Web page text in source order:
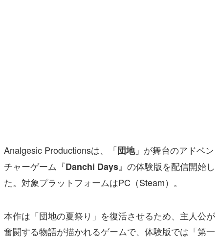
その他
電ファミニコゲーマーとは？
Analgesic Productionsは、「団地」が舞台のアドベン
チャーゲーム『Danchi Days』の体験版を配信開始し
た。対象プラットフォームはPC（Steam）。
本作は「団地の夏祭り」を復活させるため、主人公が
奮闘する物語が描かれるゲームで、体験版では「第一